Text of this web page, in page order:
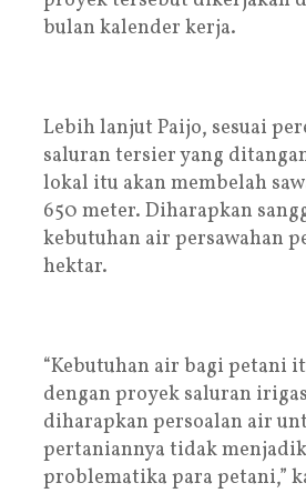
bulan kalender kerja.
Lebih lanjut Paijo, sesuai
saluran tersier yang
lokal itu akan membelah
650 meter. Diharapkan
kebutuhan air persawahan
hektar.
“Kebutuhan air bagi petani
dengan proyek saluran
diharapkan persoalan air
pertaniannya tidak
problematika para petani,”